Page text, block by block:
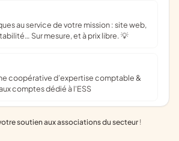
Sur mesure, et à prix libre. 💡
comptes dédié à l'ESS
soutien aux associations du secteur !